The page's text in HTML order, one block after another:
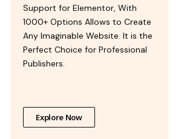
Support for Elementor, With
1000+ Options Allows to Create
Any Imaginable Website. It is the
Perfect Choice for Professional
Publishers.
Explore Now